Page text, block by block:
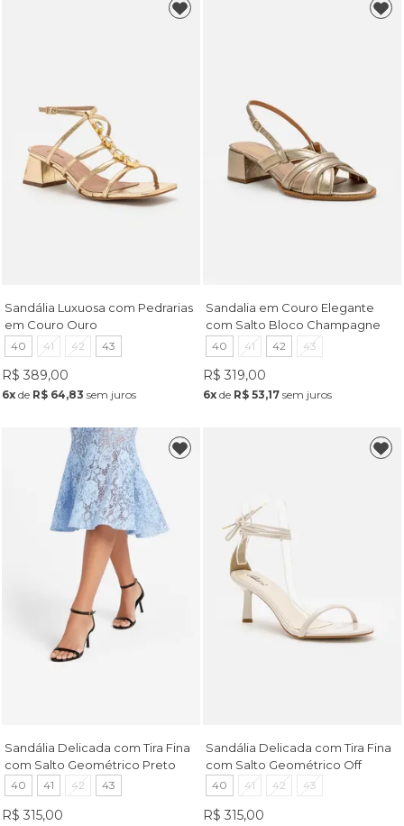
Sandália Luxuosa com Pedrarias
em Couro Ouro
40 41 42 43
R$ 389,00
6xde R$ 64,83 sem juros
Sandalia em Couro Elegante
com Salto Bloco Champagne
40 41 42 43
R$ 319,00
6x de R$ 53,17 sem juros
Sandália Delicada com Tira Fina
com Salto Geométrico Preto
40 41 42 43
R$ 315,00
Sandália Delicada com Tira Fina
com Salto Geométrico Off
White
40 41 42 43
R$ 315,00